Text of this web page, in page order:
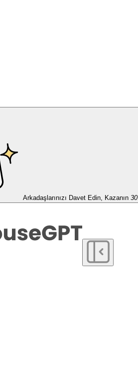
Arkadaşlarınızı Davet Edin, Kazanın 30